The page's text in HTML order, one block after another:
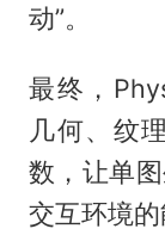
动”。
最终，
几何、纹
数，让单
交互环境的